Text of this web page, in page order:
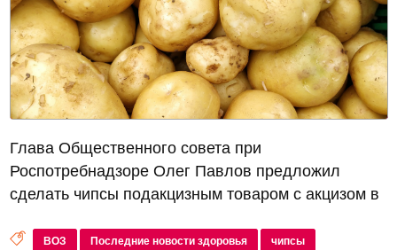
Глава Общественного совета при
Роспотребнадзоре Олег Павлов предложил
сделать чипсы подакцизным товаром с акцизом в
к председателю правительства Михаилу
ВОЗ Последние новости здоровья чипсы